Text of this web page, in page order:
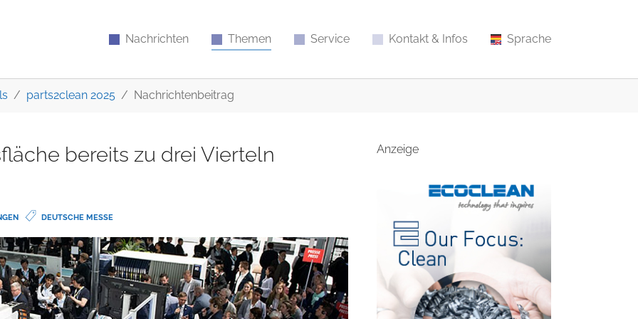
Nachrichten Themen Service Kontakt & Infos Sprache
parts2clean 2025 Nachrichtenbeitrag
bereits zu drei Vierteln
DEUTSCHE MESSE
Anzeige